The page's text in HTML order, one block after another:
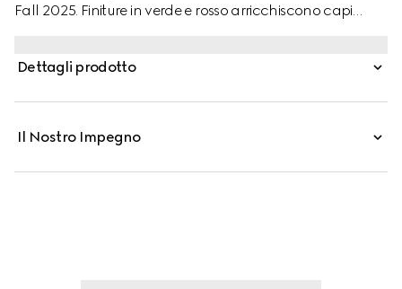
Fall 2025. Finiture in verde e rosso arricchiscono capi
Questa giacca per bambini con zip, realizzata in cotone
Dettagli prodotto
Il Nostro Impegno